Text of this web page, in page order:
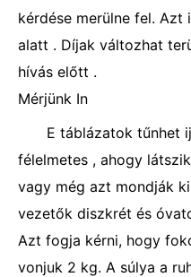
kérdése merülne fel.
alatt . Díjak változhat
hívás előtt .
Mérjünk In
E táblázatok tűnhet
félelmetes , ahogy
vagy még azt mondják
vezetők diszkrét és
Azt fogja kérni, hogy
vonjuk 2 kg. A súlya a